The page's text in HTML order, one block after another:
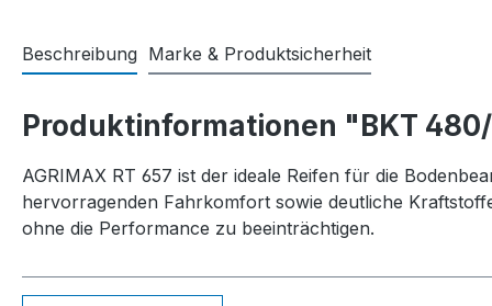
Beschreibung Marke & Produktsicherheit
Produktinformationen "BKT
AGRIMAX RT 657 ist der ideale Reifen für die
hervorragenden Fahrkomfort sowie deutliche
ohne die Performance zu beeinträchtigen.